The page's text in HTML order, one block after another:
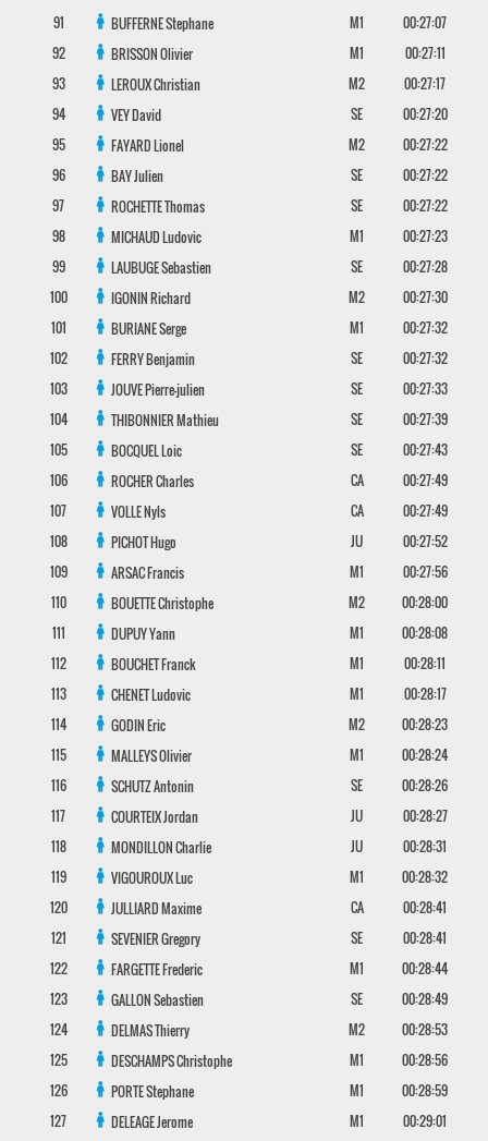
91
BUFFERNEStephane M1
00:27:07
92
BRISSONOlivier M1
00:27:11
93
LEROUXChristian M2
00:27:17
94
VEYDavid SE
00:27:20
95
FAYARDLionel M2
00:27:22
96
BAYJulien SE
00:27:22
97
ROCHETTEThomas SE
00:27:22
98
MICHAUDLudovic M1
00:27:23
99
LAUBUGESebastien SE
00:27:28
100
IGONINRichard M2
00:27:30
101
BURIANESerge M1
00:27:32
102
FERRYBenjamin SE
00:27:32
103
JOUVEPierre-julien SE
00:27:33
104
THIBONNIERMathieu SE
00:27:39
105
BOCQUELLoic SE
00:27:43
106
ROCHERCharles CA
00:27:49
107
VOLLENyls CA
00:27:49
108
PICHOTHugo JU
00:27:52
109
ARSACFrancis M1
00:27:56
110
BOUETTEChristophe M2
00:28:00
111
DUPUYYann M1
00:28:08
112
BOUCHETFranck M1
00:28:11
113
CHENETLudovic M1
00:28:17
114
GODINEric M2
00:28:23
115
MALLEYSOlivier M1
00:28:24
116
SCHUTZAntonin SE
00:28:26
117
COURTEIXJordan JU
00:28:27
118
MONDILLONCharlie JU
00:28:31
119
VIGOUROUXLuc M1
00:28:32
120
JULLIARDMaxime CA
00:28:41
121
SEVENIERGregory SE
00:28:41
122
FARGETTEFrederic M1
00:28:44
123
GALLONSebastien SE
00:28:49
124
DELMASThierry M2
00:28:53
125
DESCHAMPSChristophe M1
00:28:56
126
PORTEStephane M1
00:28:59
127
DELEAGEJerome M1
00:29:01